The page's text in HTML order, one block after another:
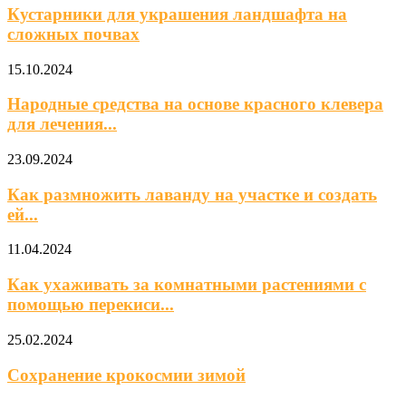
Кустарники для украшения ландшафта на
сложных почвах
15.10.2024
Народные средства на основе красного клевера
для лечения...
23.09.2024
Как размножить лаванду на участке и создать
ей...
11.04.2024
Как ухаживать за комнатными растениями с
помощью перекиси...
25.02.2024
Сохранение крокосмии зимой